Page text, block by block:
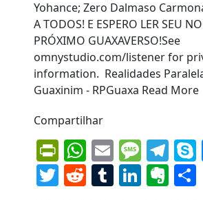
Compartilhar
PrintFriendly
WhatsApp
Email
Twitter
Reddit
Tumblr